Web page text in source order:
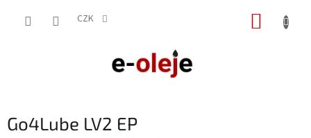
CZK
Go4Lube LV2 EP